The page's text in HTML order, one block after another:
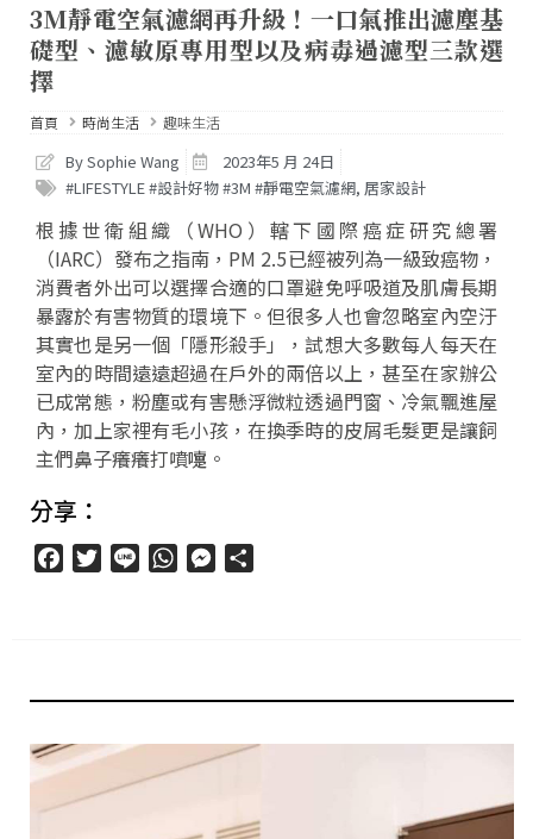
3M靜電空氣濾網再升級！一口氣推出濾塵基
礎型、濾敏原專用型以及病毒過濾型三款選
擇
首頁 時尚生活 趣味生活
By Sophie Wang
2023年5 月 24日
#LIFESTYLE #設計好物 #3M #靜電空氣濾網, 居家設計
根據世衛組織（WHO）轄下國際癌症研究總署
（IARC）發布之指南，PM 2.5已經被列為一級致癌物，
消費者外出可以選擇合適的口罩避免呼吸道及肌膚長期
暴露於有害物質的環境下。但很多人也會忽略室內空汙
其實也是另一個「隱形殺手」，試想大多數每人每天在
室內的時間遠遠超過在戶外的兩倍以上，甚至在家辦公
已成常態，粉塵或有害懸浮微粒透過門窗、冷氣飄進屋
內，加上家裡有毛小孩，在換季時的皮屑毛髮更是讓飼
主們鼻子癢癢打噴嚏。
分享：
FacebookTwitter
Line WhatsAppMessenger